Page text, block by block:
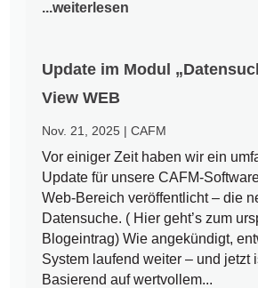
...weiterlesen
Update im Modul
View WEB
Nov. 21, 2025 |CAFM
Vor einiger Zeit haben wir ein
Update für unsere CAFM-
Web-Bereich veröffentlicht – die
Datensuche. ( Hier geht’s zum
Blogeintrag) Wie angekündigt,
System laufend weiter – und jetzt
Basierend auf wertvollem...